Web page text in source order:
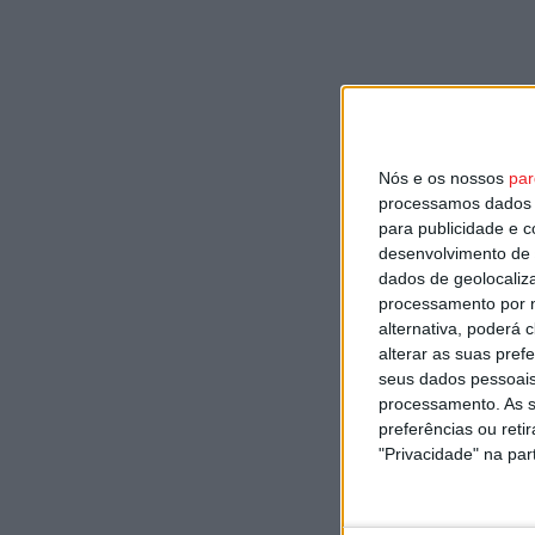
Nós e os nossos
processamos
para publicidade e
desenvolvimento de
dados de
processamento por
alternativa, poderá
alterar as suas
seus dados
processamento. As
preferências ou
"Privacidade" na